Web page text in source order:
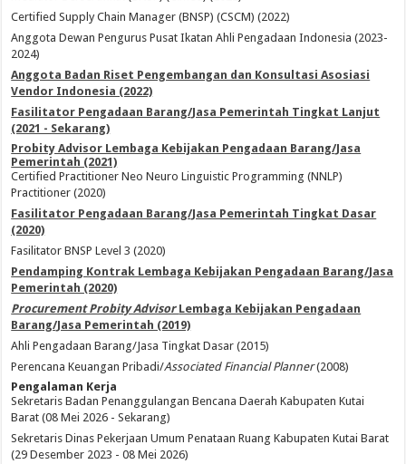
Certified Supply Chain Manager (BNSP) (CSCM) (2022)
Anggota Dewan Pengurus Pusat Ikatan Ahli Pengadaan Indonesia (2023-
2024)
Anggota Badan Riset Pengembangan dan Konsultasi Asosiasi
Vendor Indonesia (2022)
Fasilitator Pengadaan Barang/Jasa Pemerintah Tingkat Lanjut
(2021 - Sekarang)
Probity Advisor Lembaga Kebijakan Pengadaan Barang/Jasa
Pemerintah (2021)
Certified Practitioner Neo Neuro Linguistic Programming (NNLP)
Practitioner (2020)
Fasilitator Pengadaan Barang/Jasa Pemerintah Tingkat Dasar
(2020)
Fasilitator BNSP Level 3 (2020)
Pendamping Kontrak Lembaga Kebijakan Pengadaan Barang/Jasa
Pemerintah (2020)
Procurement Probity Advisor Lembaga Kebijakan Pengadaan
Barang/Jasa Pemerintah (2019)
Ahli Pengadaan Barang/Jasa Tingkat Dasar (2015)
Perencana Keuangan Pribadi/Associated Financial Planner(2008)
Pengalaman Kerja
Sekretaris Badan Penanggulangan Bencana Daerah Kabupaten Kutai
Barat (08 Mei 2026 - Sekarang)
Sekretaris Dinas Pekerjaan Umum Penataan Ruang Kabupaten Kutai Barat
(29 Desember 2023 - 08 Mei 2026)